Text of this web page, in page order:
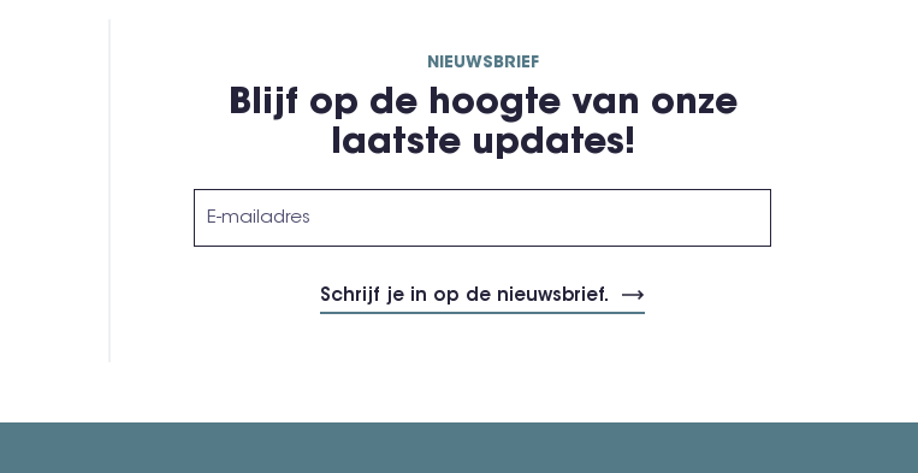
NIEUWSBRIEF
Blijf op de hoogte van onze
laatste updates!